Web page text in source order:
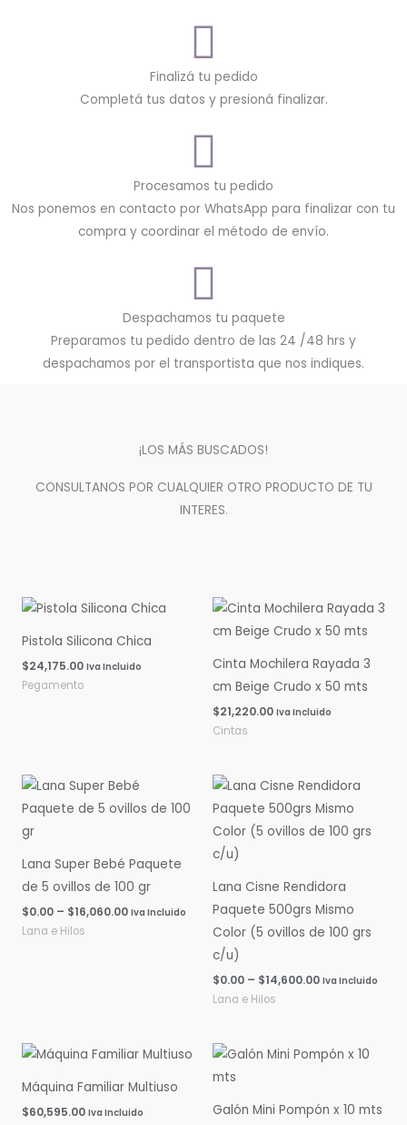
Finalizá tu pedido
Completá tus datos y presioná finalizar.
Procesamos tu pedido
Nos ponemos en contacto por WhatsApp para finalizar con tu
compra y coordinar el método de envío.
Despachamos tu paquete
Preparamos tu pedido dentro de las 24 /48 hrs y
despachamos por el transportista que nos indiques.
¡LOS MÁS BUSCADOS!
CONSULTANOS POR CUALQUIER OTRO PRODUCTO DE TU
INTERES.
Pistola Silicona Chica
$24,175.00 Iva Incluido
Pegamento
Cinta Mochilera Rayada 3
cm Beige Crudo x 50 mts
$21,220.00 Iva Incluido
Cintas
Lana Super Bebé Paquete
de 5 ovillos de 100 gr
$0.00 – $16,060.00
Rango
de
precios:
$16,060.00
Iva Incluido
Lana e Hilos
Lana Cisne Rendidora
Paquete 500grs Mismo
Color (5 ovillos de 100 grs
c/u)
$0.00 – $14,600.00
Rango
de
precios:
desde
$0.00
Iva Incluido
Lana e Hilos
Máquina Familiar Multiuso
$60,595.00 Iva Incluido Galón Mini Pompón x 10 mts